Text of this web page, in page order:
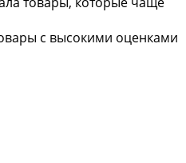
с высокими оценками